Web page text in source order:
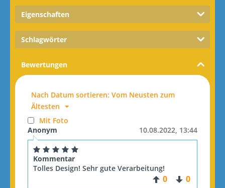
Eigenschaften
Schlagwörter
Bewertungen
Nach Datum sortieren: Vom Neusten zum
Ältesten
Mit Foto
Anonym
10.08.2022, 13:44
Kommentar
Tolles Design! Sehr gute Verarbeitung!
0 0